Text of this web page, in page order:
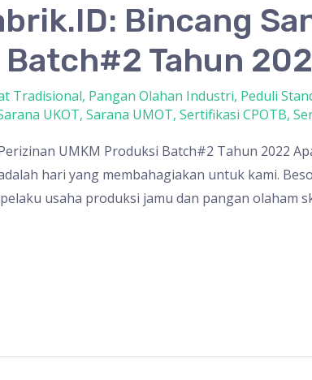
Bincang
Batch#2 Tahun
Tradisional, Pangan Olahan Industri, Peduli
UKOT, Sarana UMOT, Sertifikasi CPOTB,
UMKM Produksi Batch#2 Tahun 2022
hari yang membahagiakan untuk kami.
usaha produksi jamu dan pangan olaham